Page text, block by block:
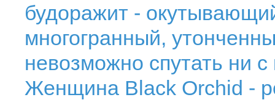
будоражит -
многогранный,
невозможно спутать ни
Женщина Black Orchid -